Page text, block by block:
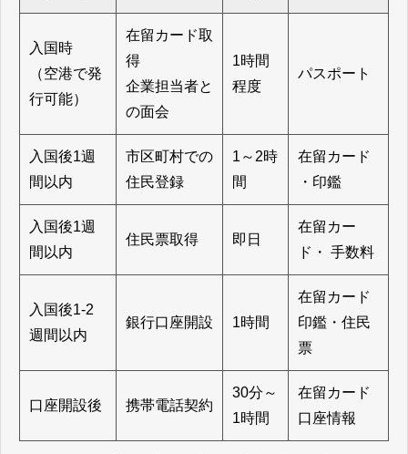
入国時
（空港で発
行可能）
在留カード取
得
企業担当者と
の面会
1時間
程度
パスポート
入国後1週
間以内
市区町村での
住民登録
1～2時
間
在留カード
・印鑑
入国後1週
間以内
住民票取得 即日
在留カー
ド・ 手数料
入国後1-2
週間以内
銀行口座開設 1時間
在留カード
印鑑・住民
票
口座開設後 携帯電話契約
30分～
1時間
在留カード
口座情報